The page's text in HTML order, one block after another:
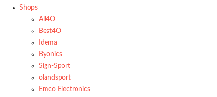
Shops
All4O
Best4O
Idema
Byonics
Sign-Sport
olandsport
Emco Electronics